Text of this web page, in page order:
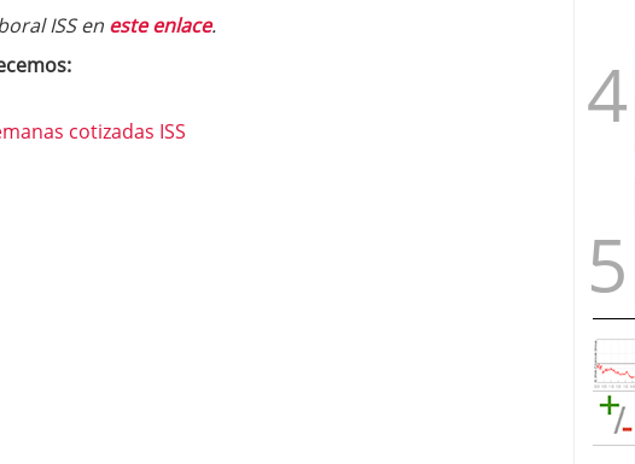
ISS en este enlace.
cotizadas ISS